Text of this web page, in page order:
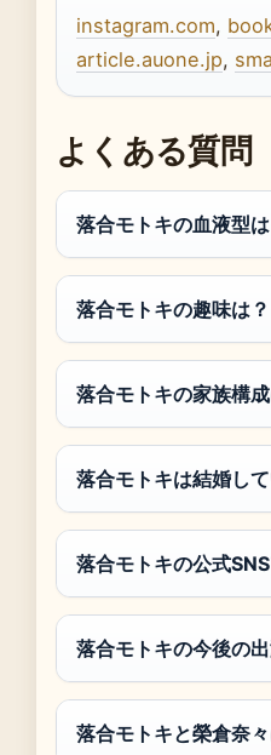
instagram.com,
article.auone.jp,
よくある質問
落合モトキの血液型は
落合モトキの趣味は？
落合モトキの家族構
落合モトキは結婚し
落合モトキの公式
落合モトキの今後の
落合モトキと榮倉奈